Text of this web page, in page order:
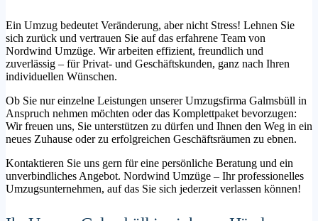
Ein Umzug bedeutet Veränderung, aber nicht Stress! Lehnen Sie
sich zurück und vertrauen Sie auf das erfahrene Team von
Nordwind Umzüge. Wir arbeiten effizient, freundlich und
zuverlässig – für Privat- und Geschäftskunden, ganz nach Ihren
individuellen Wünschen.
Ob Sie nur einzelne Leistungen unserer Umzugsfirma Galmsbüll in
Anspruch nehmen möchten oder das Komplettpaket bevorzugen:
Wir freuen uns, Sie unterstützen zu dürfen und Ihnen den Weg in ein
neues Zuhause oder zu erfolgreichen Geschäftsräumen zu ebnen.
Kontaktieren Sie uns gern für eine persönliche Beratung und ein
unverbindliches Angebot. Nordwind Umzüge – Ihr professionelles
Umzugsunternehmen, auf das Sie sich jederzeit verlassen können!